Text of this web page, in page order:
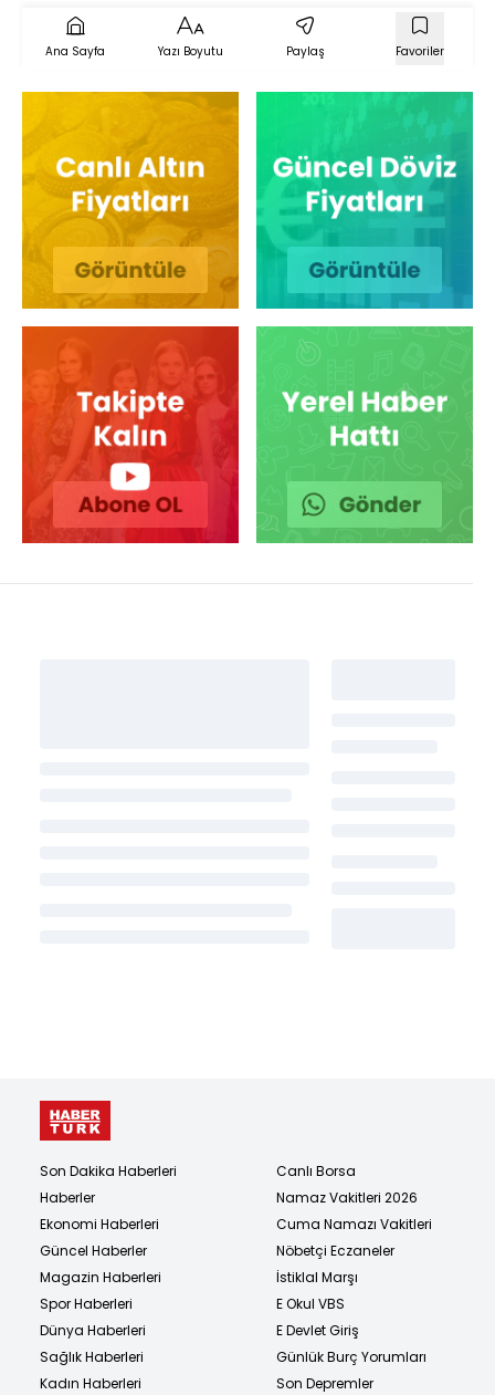
Ana Sayfa Yazı Boyutu Paylaş Favoriler
Son Dakika Haberleri
Haberler
Ekonomi Haberleri
Güncel Haberler
Magazin Haberleri
Spor Haberleri
Dünya Haberleri
Sağlık Haberleri
Kadın Haberleri
Canlı Borsa
Namaz Vakitleri 2026
Cuma Namazı Vakitleri
Nöbetçi Eczaneler
İstiklal Marşı
E Okul VBS
E Devlet Giriş
Günlük Burç Yorumları
Son Depremler